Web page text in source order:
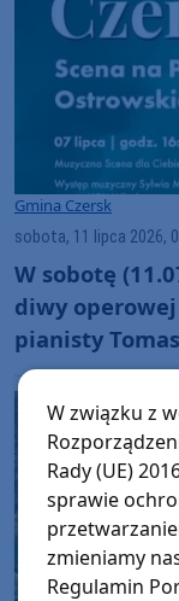
Gmina Czersk
sobota, 11 lipca 2026,
W sobotę
diwy
pianisty
W związku z
Rady (UE)
sprawie
zmieniamy
Regulamin